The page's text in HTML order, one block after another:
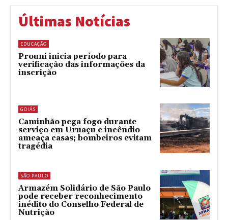
Últimas Notícias
EDUCAÇÃO
Prouni inicia período para
verificação das informações da
inscrição
GOIÁS
Caminhão pega fogo durante
serviço em Uruaçu e incêndio
ameaça casas; bombeiros evitam
tragédia
SÃO PAULO
Armazém Solidário de São Paulo
pode receber reconhecimento
inédito do Conselho Federal de
Nutrição